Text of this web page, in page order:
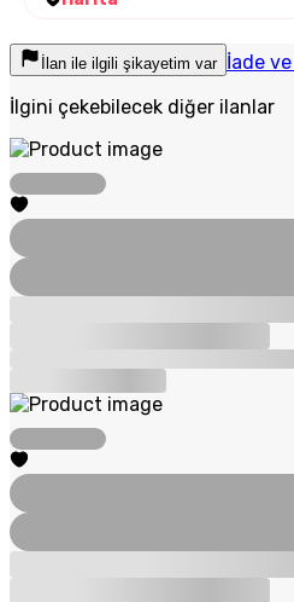
İlan ile ilgili şikayetim var İade
İlgini çekebilecek diğer ilanlar